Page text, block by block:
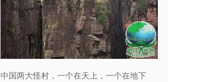
中国两大怪村，一个在天上，一个在地下